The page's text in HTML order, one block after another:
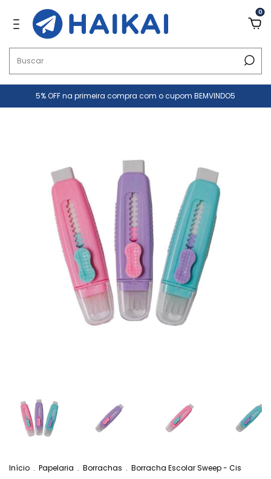
0
5% OFF na primeira compra com o cupom BEMVINDO5
Início . Papelaria . Borrachas . Borracha Escolar Sweep - Cis